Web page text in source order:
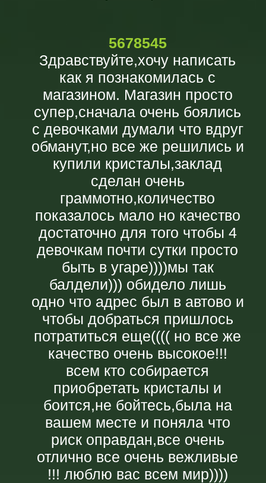
5678545
Здравствуйте,хочу написать
как я познакомилась с
магазином. Магазин просто
супер,сначала очень боялись
с девочками думали что вдруг
обманут,но все же решились и
купили кристалы,заклад
сделан очень
граммотно,количество
показалось мало но качество
достаточно для того чтобы 4
девочкам почти сутки просто
быть в угаре))))мы так
балдели))) обидело лишь
одно что адрес был в автово и
чтобы добраться пришлось
потратиться еще(((( но все же
качество очень высокое!!!
всем кто собирается
приобретать кристалы и
боится,не бойтесь,была на
вашем месте и поняла что
риск оправдан,все очень
отлично все очень вежливые
!!! люблю вас всем мир))))